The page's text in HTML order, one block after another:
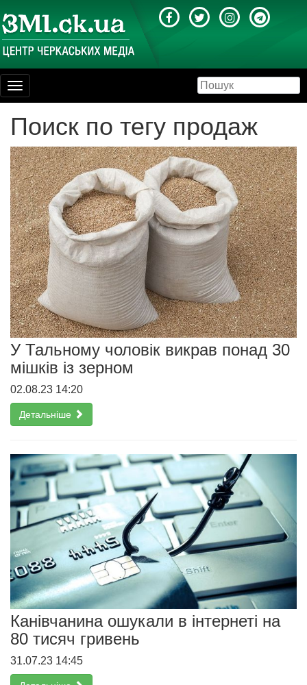
Toggle
navigation
Поиск по тегу продаж
У Тальному чоловік викрав понад 30
мішків із зерном
02.08.23 14:20
Детальніше
Канівчанина ошукали в інтернеті на
80 тисяч гривень
31.07.23 14:45